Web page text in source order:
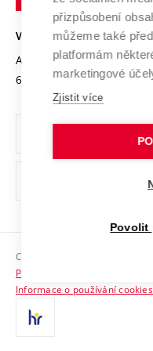
Open Science
Projekty
Projekty ze strukturálních
Specifický výzkum
Univerzitní sítě
Bezpečná univerzita
Vyznamenání
Organizační struktura
Ochrana osobních údajů
odkaz)
Sociální bezpečí
HR Award
Kontakty
VYSOKÉ UČENÍ
Antonínská 548/1
602 00 Brno
Copyright © 2026 VUT
Prohlášení o přístupnosti
Informace o používání cookies
přizpůsobení
můžeme také
platformám
marketingové
Zjistit více
Povolit